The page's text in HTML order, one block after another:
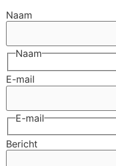
Naam
Naam
E-mail
E-mail
Bericht